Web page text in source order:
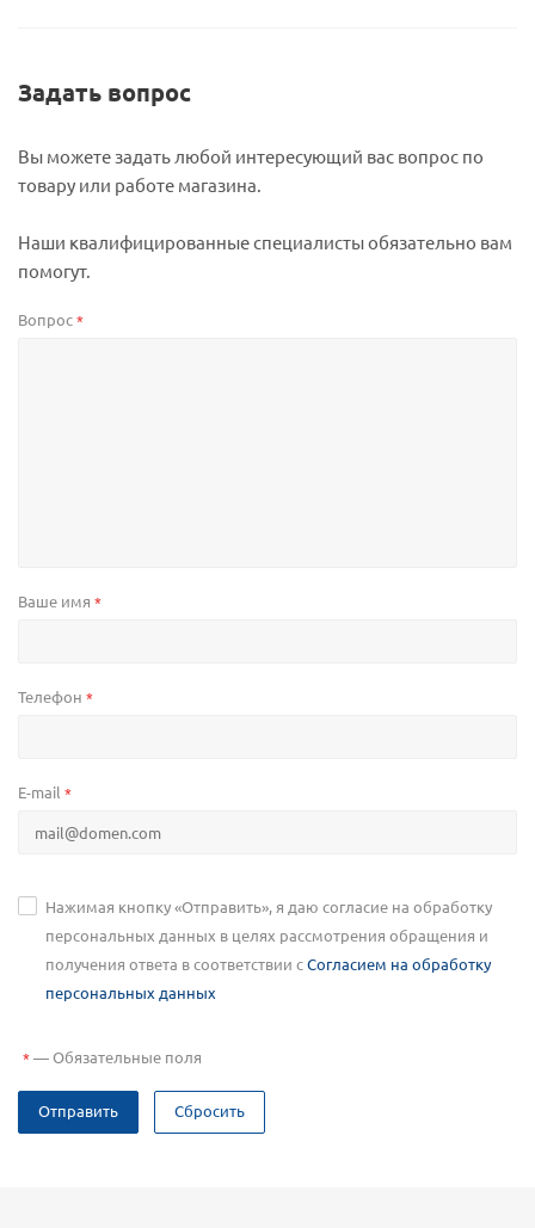
Задать вопрос
Вы можете задать любой интересующий вас вопрос по
товару или работе магазина.
Наши квалифицированные специалисты обязательно вам
помогут.
Вопрос*
Ваше имя *
Телефон *
E-mail *
Нажимая кнопку «Отправить», я даю согласие на обработку
персональных данных в целях рассмотрения обращения и
получения ответа в соответствии сСогласием на обработку
персональных данных
*—Обязательные поля
Отправить Сбросить